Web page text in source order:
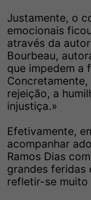
Justamente, o
emocionais
através da
Bourbeau,
que impedem a
rejeição, a
injustiça.»
Efetivamente,
acompanhar
Ramos Dias
grandes feridas
refletir-se muito